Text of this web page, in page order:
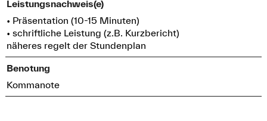
Leistungsnachweis(e)
• Präsentation (10-15 Minuten)
• schriftliche Leistung (z.B. Kurzbericht)
näheres regelt der Stundenplan
Benotung
Kommanote